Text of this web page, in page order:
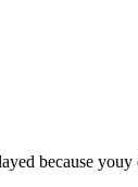
because